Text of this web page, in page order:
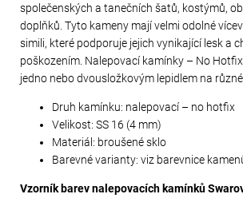
společenských a tanečních šatů, kostýmů,
doplňků. Tyto kameny mají velmi odolné
simili, které podporuje jejich vynikající lesk a
poškozením. Nalepovací kamínky – No
jedno nebo dvousložkovým lepidlem na
Druh kamínku: nalepovací – no hotfix
Velikost: SS 16 (4 mm)
Materiál: broušené sklo
Barevné varianty: viz barevnice
Vzorník barev nalepovacích kamínků